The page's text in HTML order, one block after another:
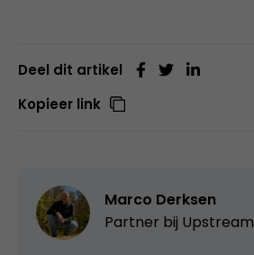
Deel dit artikel
Kopieer link
Marco Derksen
Partner bij Upstream